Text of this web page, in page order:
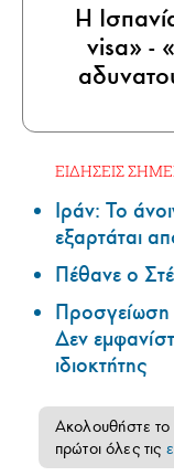
Η
visa» -
ΕΙΔΗΣΕΙΣ
Ιράν: Το
εξαρτάται
Πέθανε ο
Προσγείωση
Δεν
ιδιοκτήτης
Ακολουθήστε το
πρώτοι όλες τις